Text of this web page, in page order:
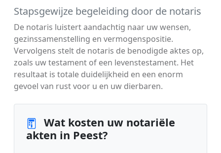
Stapsgewijze begeleiding door de notaris
De notaris luistert aandachtig naar uw wensen,
gezinssamenstelling en vermogenspositie.
Vervolgens stelt de notaris de benodigde aktes op,
zoals uw testament of een levenstestament. Het
resultaat is totale duidelijkheid en een enorm
gevoel van rust voor u en uw dierbaren.
Wat kosten uw notariële
akten in Peest?